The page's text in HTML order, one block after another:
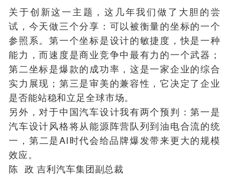
关于创新这一主题，这几年我们做了大胆的尝
试，今天做三个分享：可以被衡量的坐标的一个
参照系。第一个坐标是设计的敏捷度，快是一种
能力，而速度是商业竞争中最有力的一个武器；
第二坐标是爆款的成功率，这是一家企业的综合
实力展现；第三是审美的兼容性，它决定了企业
是否能站稳和立足全球市场。
另外，对于中国汽车设计我有两个预判：第一是
汽车设计风格将从能源阵营队列到油电合流的统
一，第二是AI时代会给品牌爆发带来更大的规模
效应。
陈 政 吉利汽车集团副总裁